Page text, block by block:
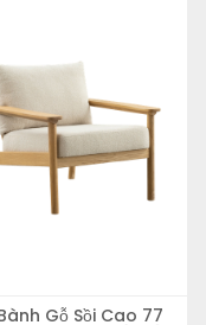
Gỗ Sồi Cao 77